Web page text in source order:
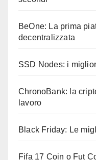
BeOne: La prima
decentralizzata
SSD Nodes: i
ChronoBank: la
lavoro
Black Friday: Le
Fifa 17 Coin o Fut